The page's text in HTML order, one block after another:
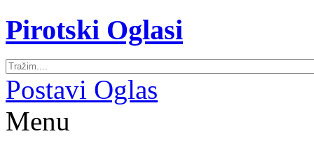
Pirotski Oglasi
Postavi Oglas
Menu